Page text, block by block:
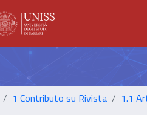
1 Contributo su Rivista 1.1